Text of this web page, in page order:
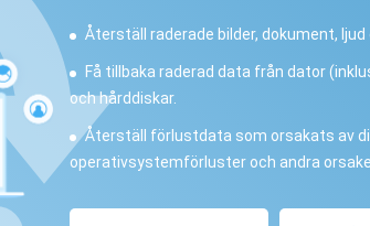
Återställ raderade bilder, dokument, ljud
Få tillbaka raderad data från dator
och hårddiskar.
Återställ förlustdata som orsakats av
operativsystemförluster och andra